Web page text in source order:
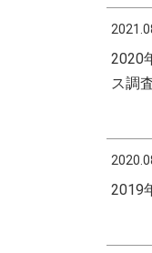
2020
ス調
2019